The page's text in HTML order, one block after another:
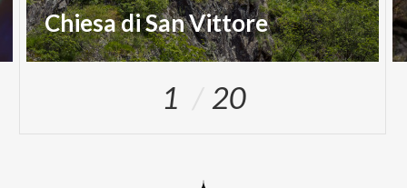
Chiesa di San Vittore
1 20